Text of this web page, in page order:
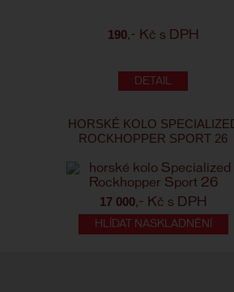
190,- Kč s DPH
HORSKÉ KOLO
ROCKHOPPER SPORT 26
17 000,- Kč s DPH
HLÍDAT NASKLADNĚNÍ